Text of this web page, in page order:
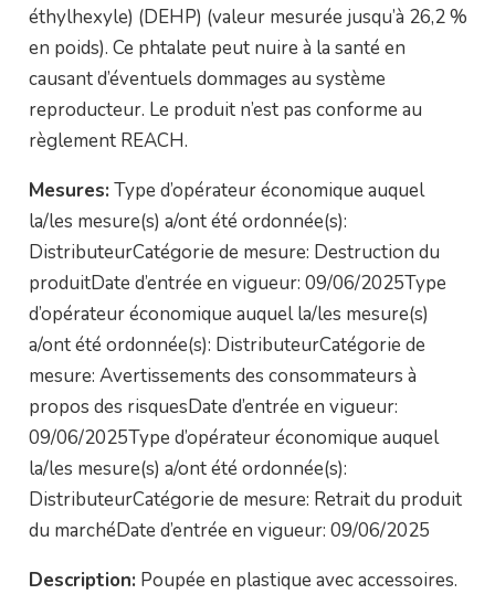
éthylhexyle) (DEHP) (valeur mesurée jusqu’à 26,2 %
en poids). Ce phtalate peut nuire à la santé en
causant d’éventuels dommages au système
reproducteur. Le produit n’est pas conforme au
règlement REACH.
Mesures: Type d’opérateur économique auquel
la/les mesure(s) a/ont été ordonnée(s):
DistributeurCatégorie de mesure: Destruction du
produitDate d’entrée en vigueur: 09/06/2025Type
d’opérateur économique auquel la/les mesure(s)
a/ont été ordonnée(s): DistributeurCatégorie de
mesure: Avertissements des consommateurs à
propos des risquesDate d’entrée en vigueur:
09/06/2025Type d’opérateur économique auquel
la/les mesure(s) a/ont été ordonnée(s):
DistributeurCatégorie de mesure: Retrait du produit
du marchéDate d’entrée en vigueur: 09/06/2025
Description: Poupée en plastique avec accessoires.